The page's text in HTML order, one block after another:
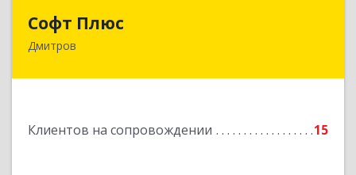
Софт Плюс
Дмитров
Клиентов на сопровождении 15
141851, Московская обл, г.о. Дмитровский,